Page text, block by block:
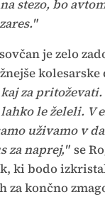
stezo, bo
je zelo
kolesarske
za
le želeli. V
uživamo v
za naprej," se
ki bodo
končno